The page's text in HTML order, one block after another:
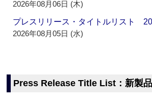
2026年08月06日 (木)
プレスリリース・タイトルリスト
2026年08月05日 (水)
Press Release Title List：新製品